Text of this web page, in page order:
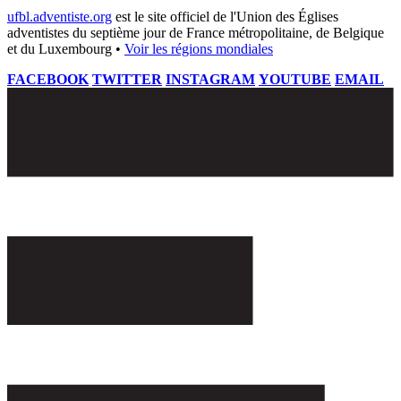
ufbl.adventiste.org est le site officiel de l'Union des Églises
adventistes du septième jour de France métropolitaine, de Belgique
et du Luxembourg • Voir les régions mondiales
FACEBOOK TWITTER INSTAGRAM YOUTUBE EMAIL